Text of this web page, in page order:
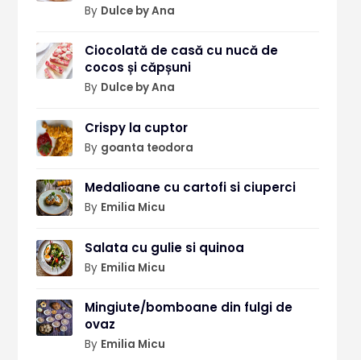
By Dulce by Ana
Ciocolată de casă cu nucă de
cocos și căpșuni
By Dulce by Ana
Crispy la cuptor
By goanta teodora
Medalioane cu cartofi si ciuperci
By Emilia Micu
Salata cu gulie si quinoa
By Emilia Micu
Mingiute/bomboane din fulgi de
ovaz
By Emilia Micu